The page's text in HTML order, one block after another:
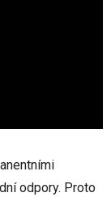
odpory. Proto